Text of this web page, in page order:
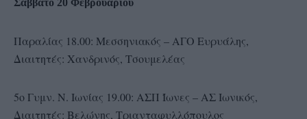
Παραλίας 18.00: Μεσσηνιακός – ΑΓΟ Ευρυάλης,
Διαιτητές: Χανδρινός, Τσουμελέας
5ο Γυμν. Ν. Ιωνίας 19.00: ΑΣΠ Ίωνες – ΑΣ Ιωνικός,
Διαιτητές: Βελώνης, Τριανταφυλλόπουλος